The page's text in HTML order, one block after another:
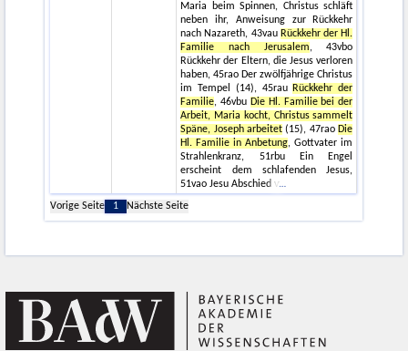
Maria beim Spinnen, Christus schläft
neben ihr, Anweisung zur Rückkehr
nach Nazareth, 43vau Rückkehr der Hl.
Familie nach Jerusalem, 43vbo
Rückkehr der Eltern, die Jesus verloren
haben, 45rao Der zwölfjährige Christus
im Tempel (14), 45rau Rückkehr der
Familie, 46vbu Die Hl. Familie bei der
Arbeit, Maria kocht, Christus sammelt
Späne, Joseph arbeitet (15), 47rao Die
Hl. Familie in Anbetung, Gottvater im
Strahlenkranz, 51rbu Ein Engel
erscheint dem schlafenden Jesus,
51vao Jesu Abschied v
Vorige Seite
1 Nächste Seite